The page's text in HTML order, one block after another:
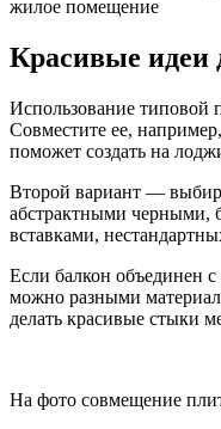
жилое помещение
Красивые идеи
Использование типовой
Совместите ее,
поможет создать на
Второй вариант —
абстрактными черными,
вставками,
Если балкон объединен с
можно разными
делать красивые стыки
На фото совмещение